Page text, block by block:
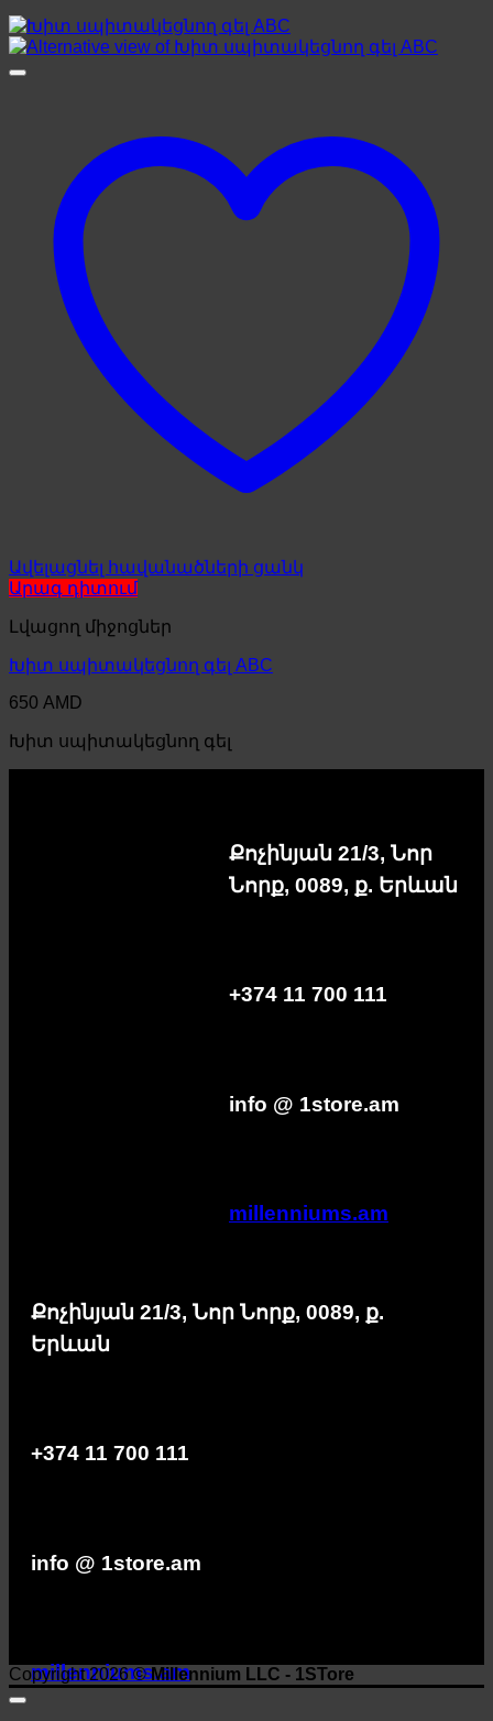
Ավելացնել հավանածների ցանկ
Արագ դիտում
Լվացող միջոցներ
Խիտ սպիտակեցնող գել ABC
650 AMD
Խիտ սպիտակեցնող գել
Քոչինյան 21/3, Նոր
Նորք, 0089, ք. Երևան
+374 11 700 111
info @ 1store.am
millenniums.am
Քոչինյան 21/3, Նոր Նորք, 0089, ք.
Երևան
+374 11 700 111
info @ 1store.am
millenniums.am
Copyright 2026 ©Millennium LLC - 1STore